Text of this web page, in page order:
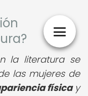
la literatura se
las mujeres de
físicay